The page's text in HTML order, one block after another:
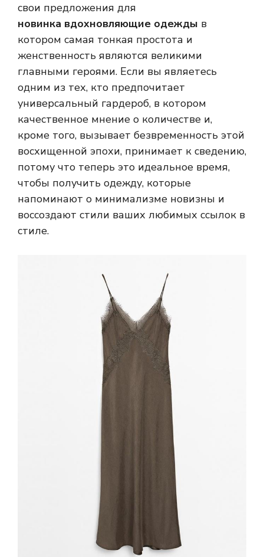
свои предложения для
новинка вдохновляющие одежды в
котором самая тонкая простота и
женственность являются великими
главными героями. Если вы являетесь
одним из тех, кто предпочитает
универсальный гардероб, в котором
качественное мнение о количестве и,
кроме того, вызывает безвременность этой
восхищенной эпохи, принимает к сведению,
потому что теперь это идеальное время,
чтобы получить одежду, которые
напоминают о минимализме новизны и
воссоздают стили ваших любимых ссылок в
стиле.